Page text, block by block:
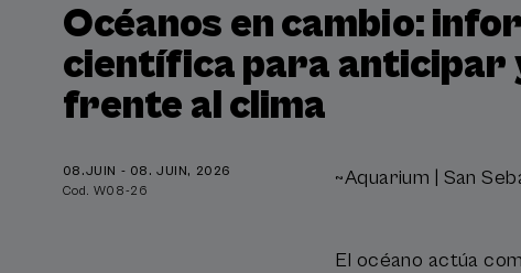
Océanos en cambio:
científica para anticipar
frente al clima
08.JUIN - 08. JUIN, 2026
Cod. W08-26
~Aquarium | San
El océano actúa